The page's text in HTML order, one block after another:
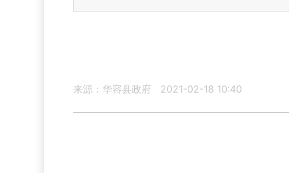
来源：华容县政府 2021-02-18 10:40